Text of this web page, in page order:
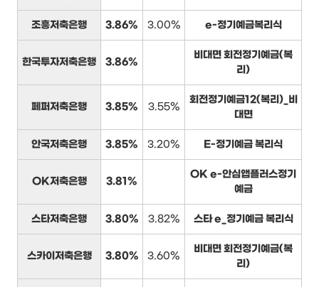
조흥저축은행 3.86% 3.00% e-정기예금복리식
한국투자저축은행 3.86%
비대면 회전정기예금(복
리)
페퍼저축은행 3.85% 3.55%
회전정기예금12(복리)_비
대면
안국저축은행 3.85% 3.20% E-정기예금 복리식
OK저축은행 3.81%
OK e-안심앱플러스정기
예금
스타저축은행 3.80% 3.82% 스타 e_정기예금 복리식
스카이저축은행 3.80% 3.60%
비대면 회전정기예금(복
리)